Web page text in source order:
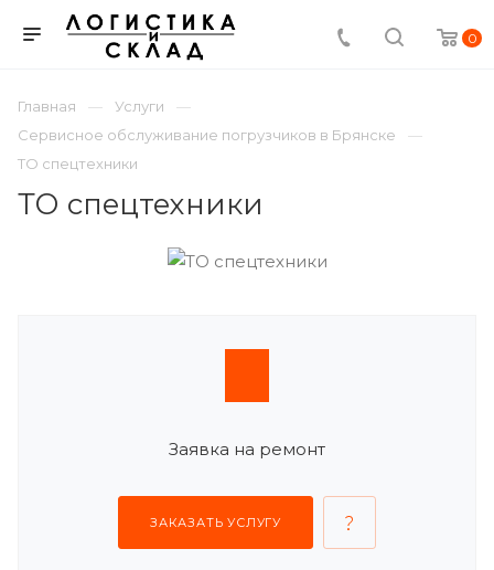
0
Главная
Услуги
Сервисное обслуживание погрузчиков в Брянске
ТО спецтехники
ТО спецтехники
Заявка на ремонт
ЗАКАЗАТЬ УСЛУГУ